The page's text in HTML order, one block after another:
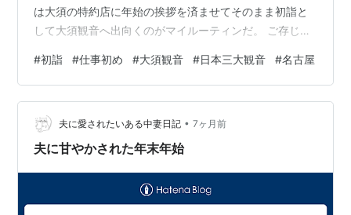
は大須の特約店に年始の挨拶を済ませてそのまま初詣と
して大須観音へ出向くのがマイルーティンだ。 ご存じ大
本三大観音」の一つだからね。５日といっても大須観音
は初詣客で大賑わい。ちょうどランチタイムという空い
た時間帯を狙って初詣済ませちゃおう！ とりあえず、お
みくじ等には目もくれず参拝と賽銭済ませるだけだけ
ど、とりあえず無事初詣完了。商売繁盛、厄除け、家内
#初詣 #仕事初め #大須観音 #日本三大観音 #名古屋
夫に愛されたいある中妻日記 • 7ヶ月前
夫に甘やかされた年末年始